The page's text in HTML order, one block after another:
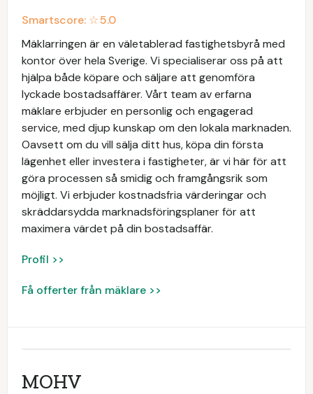
Smartscore: ☆5.0
Mäklarringen är en väletablerad fastighetsbyrå med
kontor över hela Sverige. Vi specialiserar oss på att
hjälpa både köpare och säljare att genomföra
lyckade bostadsaffärer. Vårt team av erfarna
mäklare erbjuder en personlig och engagerad
service, med djup kunskap om den lokala marknaden.
Oavsett om du vill sälja ditt hus, köpa din första
lägenhet eller investera i fastigheter, är vi här för att
göra processen så smidig och framgångsrik som
möjligt. Vi erbjuder kostnadsfria värderingar och
skräddarsydda marknadsföringsplaner för att
maximera värdet på din bostadsaffär.
Profil >>
Få offerter från mäklare >>
MOHV